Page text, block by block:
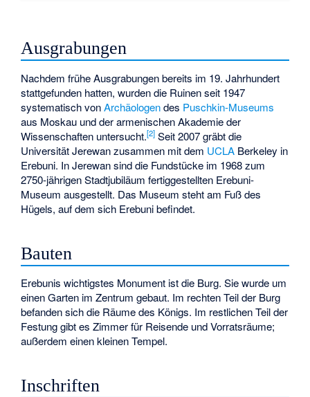
Ausgrabungen
Nachdem frühe Ausgrabungen bereits im 19. Jahrhundert
stattgefunden hatten, wurden die Ruinen seit 1947
systematisch vonArchäologendes Puschkin-Museums
aus Moskau und der armenischen Akademie der
Wissenschaften untersucht.[2] Seit 2007 gräbt die
Universität Jerewan zusammen mit dem UCLA Berkeley in
Erebuni. In Jerewan sind die Fundstücke im 1968 zum
2750-jährigen Stadtjubiläum fertiggestellten Erebuni-
Museum ausgestellt. Das Museum steht am Fuß des
Hügels, auf dem sich Erebuni befindet.
Bauten
Erebunis wichtigstes Monument ist die Burg. Sie wurde um
einen Garten im Zentrum gebaut. Im rechten Teil der Burg
befanden sich die Räume des Königs. Im restlichen Teil der
Festung gibt es Zimmer für Reisende und Vorratsräume;
außerdem einen kleinen Tempel.
Inschriften